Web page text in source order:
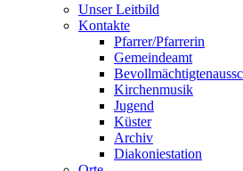
Unser Leitbild
Kontakte
Pfarrer/Pfarrerin
Gemeindeamt
Kirchenmusik
Jugend
Küster
Archiv
Diakoniestation